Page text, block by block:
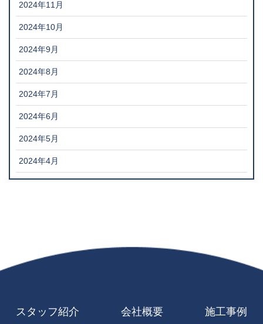
2024年11月
2024年10月
2024年9月
2024年8月
2024年7月
2024年6月
2024年5月
2024年4月
スタッフ紹介 会社概要 施工事例